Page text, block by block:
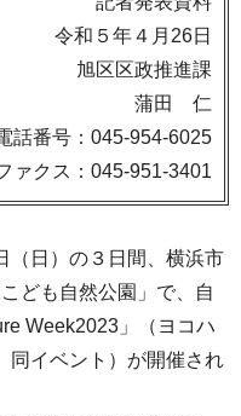
令和５年４月26日
旭区区政推進課
蒲田 仁
話番号：045-954-6025
ァクス：045-951-3401
日）の３日間、横浜市
ども自然公園」で、自
Week2023」（ヨコハ
同イベント）が開催され